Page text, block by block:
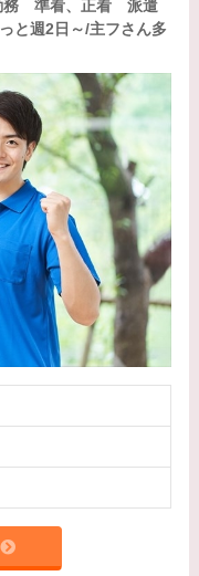
務 準看、正看 派遣
と週2日～/主フさん多